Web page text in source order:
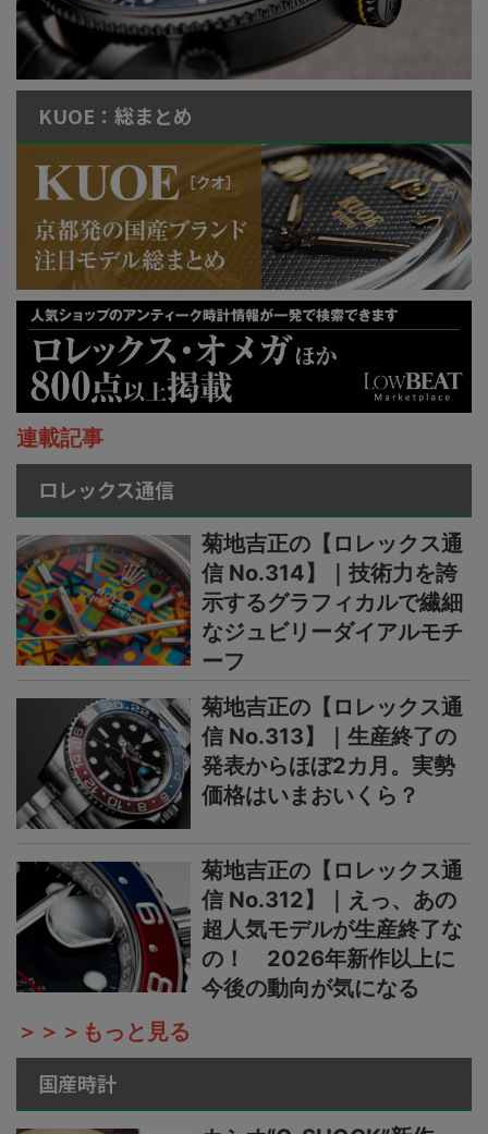
KUOE：総まとめ
連載記事
ロレックス通信
菊地吉正の【ロレックス通
信 No.314】｜技術力を誇
示するグラフィカルで繊細
なジュビリーダイアルモチ
ーフ
菊地吉正の【ロレックス通
信 No.313】｜生産終了の
発表からほぼ2カ月。実勢
価格はいまおいくら？
菊地吉正の【ロレックス通
信 No.312】｜えっ、あの
超人気モデルが生産終了な
の！ 2026年新作以上に
今後の動向が気になる
＞＞＞もっと見る
国産時計